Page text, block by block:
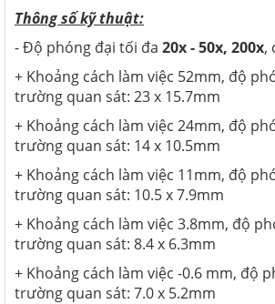
Thông số kỹ thuật:
- Độ phóng đại tối đa 20x - 50x, 200x,
+ Khoảng cách làm việc 52mm, độ
trường quan sát: 23 x 15.7mm
+ Khoảng cách làm việc 24mm, độ
trường quan sát: 14 x 10.5mm
+ Khoảng cách làm việc 11mm, độ
trường quan sát: 10.5 x 7.9mm
+ Khoảng cách làm việc 3.8mm, độ
trường quan sát: 8.4 x 6.3mm
+ Khoảng cách làm việc -0.6 mm, độ
trường quan sát: 7.0 x 5.2mm